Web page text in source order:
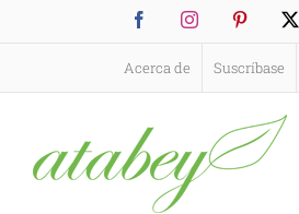
FacebookInstagramPinterest
Acerca de Suscríbase